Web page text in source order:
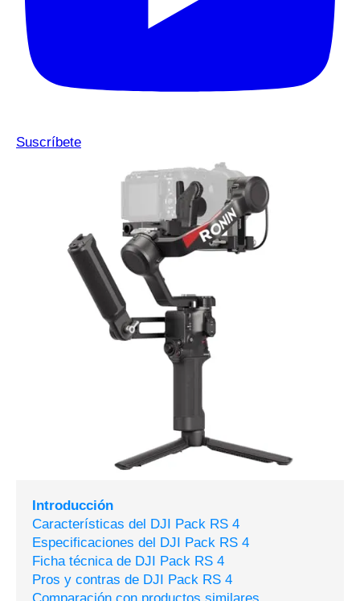
Suscríbete
Introducción
Características del DJI Pack RS 4
Especificaciones del DJI Pack RS 4
Ficha técnica de DJI Pack RS 4
Pros y contras de DJI Pack RS 4